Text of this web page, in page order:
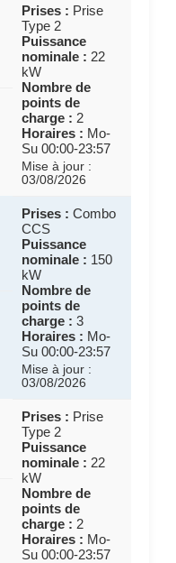
Prises : Prise
Type 2
Puissance
nominale : 22
kW
Nombre de
points de
charge : 2
Horaires : Mo-
Su 00:00-23:57
Mise à jour :
03/08/2026
Prises : Combo
CCS
Puissance
nominale : 150
kW
Nombre de
points de
charge : 3
Horaires : Mo-
Su 00:00-23:57
Mise à jour :
03/08/2026
Prises : Prise
Type 2
Puissance
nominale : 22
kW
Nombre de
points de
charge : 2
Horaires : Mo-
Su 00:00-23:57